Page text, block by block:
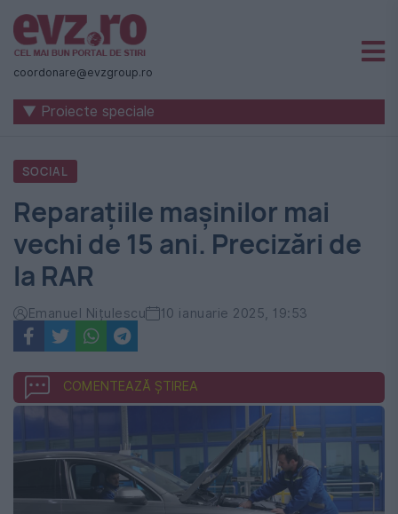
Știri
naționale
internaționale
România
-
Evenimentul
Zilei
coordonare@evzgroup.ro
▼ Proiecte speciale
SOCIAL
Reparațiile mașinilor mai
vechi de 15 ani. Precizări de
la RAR
Emanuel Nițulescu 10 ianuarie 2025, 19:53
COMENTEAZĂ ȘTIREA